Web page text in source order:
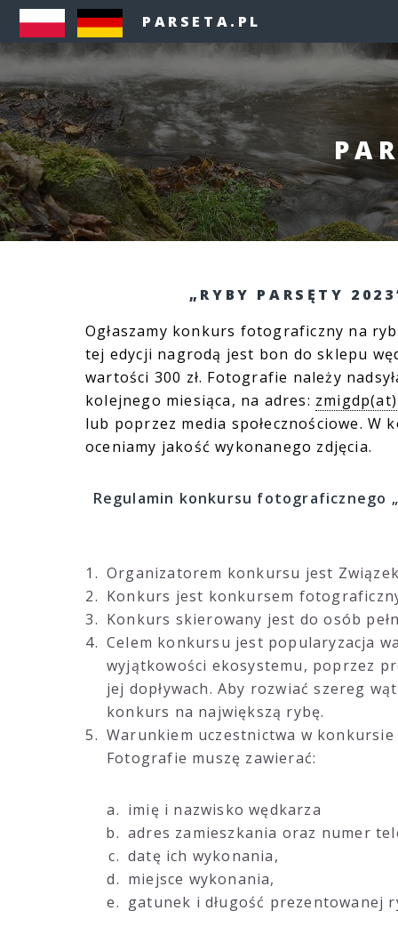
PARSETA.PL
„RYBY PARSĘTY
Ogłaszamy konkurs fotograficzny na
tej edycji nagrodą jest bon do sklepu
wartości 300 zł. Fotografie należy
kolejnego miesiąca, na adres:
lub poprzez media społecznościowe. W
oceniamy jakość wykonanego zdjęcia.
Regulamin konkursu fotograficznego
Organizatorem konkursu jest
Konkurs jest konkursem
Konkurs skierowany jest do osób
Celem konkursu jest popularyzacja
wyjątkowości ekosystemu, poprzez
jej dopływach. Aby rozwiać szereg
konkurs na największą rybę.
Warunkiem uczestnictwa w
Fotografie muszę zawierać:
imię i nazwisko wędkarza
adres zamieszkania oraz numer
datę ich wykonania,
miejsce wykonania,
gatunek i długość prezentowanej